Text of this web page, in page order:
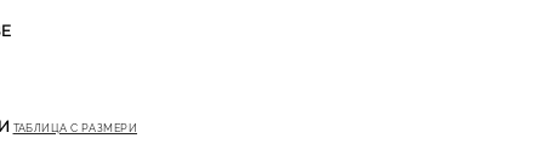
ТАБЛИЦА С РАЗМЕРИ